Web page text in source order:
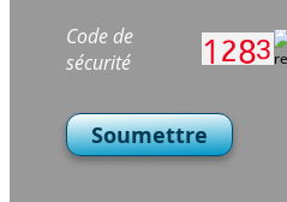
Code de
sécurité
Soumettre